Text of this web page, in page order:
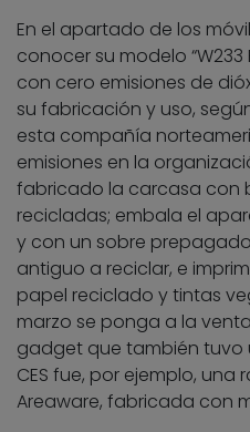
En el apartado de los
conocer su modelo “W233
con cero emisiones de
su fabricación y uso,
esta compañía
emisiones en la
fabricado la carcasa con
recicladas; embala el
y con un sobre
antiguo a reciclar, e
papel reciclado y tintas
marzo se ponga a la venta
gadget que también tuvo
CES fue, por ejemplo, una
Areaware, fabricada con